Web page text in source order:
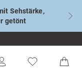
Sehstärke,
getönt